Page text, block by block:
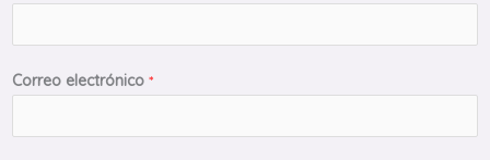
Correo electrónico *